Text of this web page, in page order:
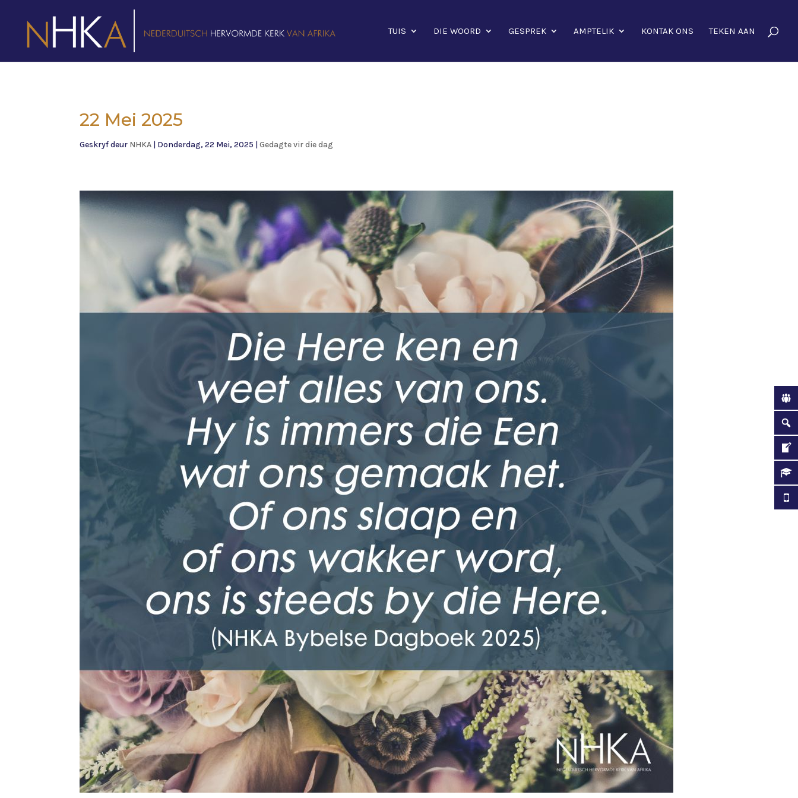
TUIS DIE WOORD GESPREK AMPTELIK KONTAK ONS TEKEN AAN
22 Mei 2025
Geskryf deur NHKA | Donderdag, 22 Mei, 2025 |Gedagte vir die dag